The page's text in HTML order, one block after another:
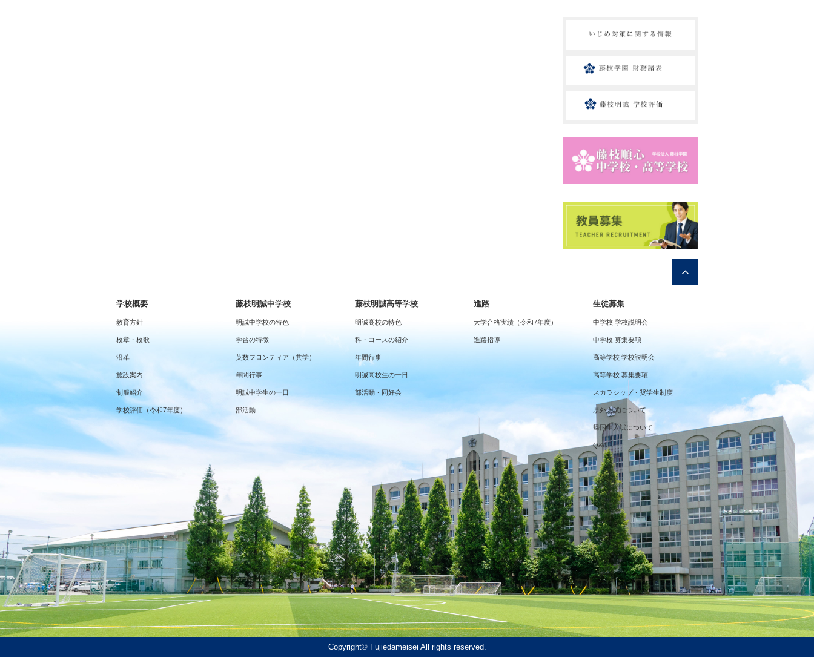
学校概要
教育方針
校章・校歌
沿革
施設案内
制服紹介
学校評価（令和7年度）
藤枝明誠中学校
明誠中学校の特色
学習の特徴
英数フロンティア（共学）
年間行事
明誠中学生の一日
部活動
藤枝明誠高等学校
明誠高校の特色
科・コースの紹介
年間行事
明誠高校生の一日
部活動・同好会
進路
大学合格実績（令和7年度）
進路指導
生徒募集
中学校 学校説明会
中学校 募集要項
高等学校 学校説明会
高等学校 募集要項
スカラシップ・奨学生制度
県外入試について
帰国生入試について
Q&A
Copyright© Fujiedameisei All rights reserved.